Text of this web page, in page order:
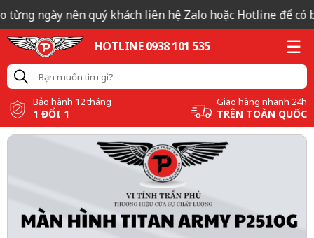
ngày nên quý khách liên hệ Zalo hoặc Hotline để có
HOTLINE 0938 101 535
Bảo hành 12 tháng
1 ĐỔI 1
Giao hàng nhanh 24h
TRÊN TOÀN QUỐC